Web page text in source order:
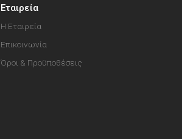
Εταιρεία
Η Εταιρεία
Επικοινωνία
Όροι & Προϋποθέσεις